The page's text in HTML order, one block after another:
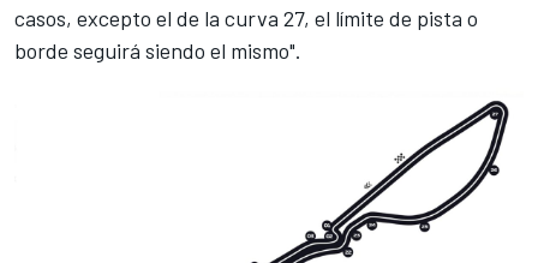
casos, excepto el de la curva 27, el límite de pista o
borde seguirá siendo el mismo".